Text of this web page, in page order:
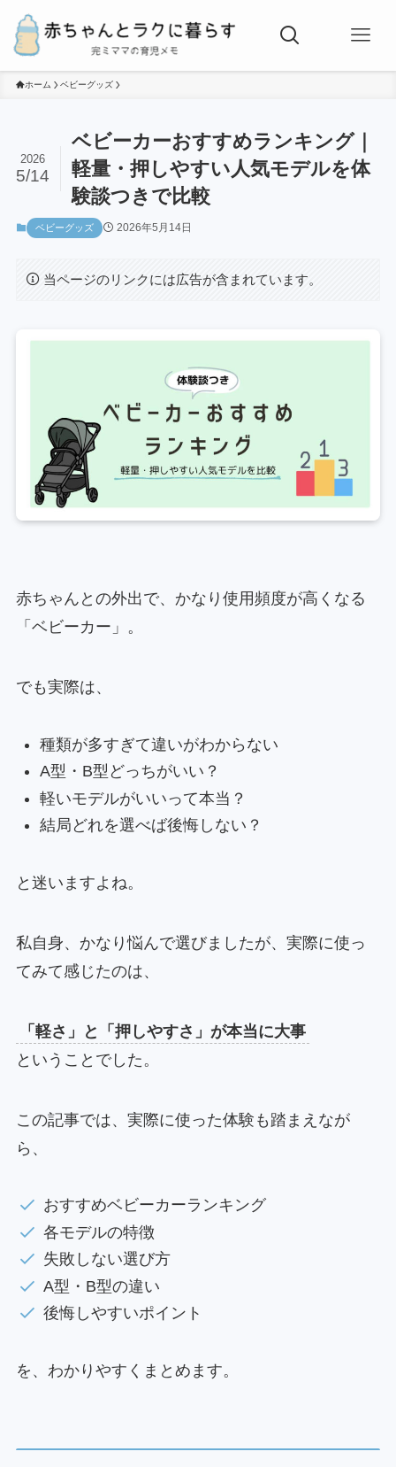
ホーム ベビーグッズ
ベビーカーおすすめランキング｜
軽量・押しやすい人気モデルを体
験談つきで比較
2026
5/14
ベビーグッズ 2026年5月14日
当ページのリンクには広告が含まれています。
赤ちゃんとの外出で、かなり使用頻度が高くなる
「ベビーカー」。
でも実際は、
種類が多すぎて違いがわからない
A型・B型どっちがいい？
軽いモデルがいいって本当？
結局どれを選べば後悔しない？
と迷いますよね。
私自身、かなり悩んで選びましたが、実際に使っ
てみて感じたのは、
「軽さ」と「押しやすさ」が本当に大事
ということでした。
この記事では、実際に使った体験も踏まえなが
ら、
おすすめベビーカーランキング
各モデルの特徴
失敗しない選び方
A型・B型の違い
後悔しやすいポイント
を、わかりやすくまとめます。